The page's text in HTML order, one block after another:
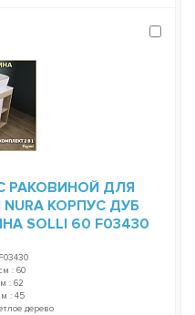
РАКОВИНОЙ ДЛЯ
КОРПУС ДУБ
SOLLI 60 F03430
: 60
: 62
: 45
дерево